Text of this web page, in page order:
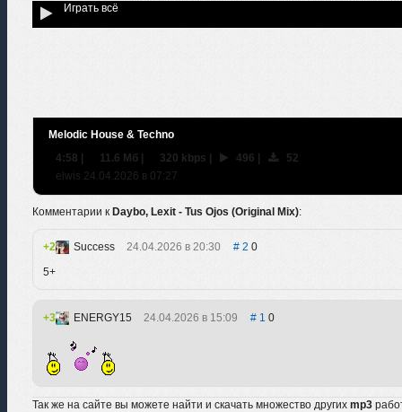
Играть всё
Melodic House & Techno
4:58 | 11.6 Мб | 320 kbps | 496 |
52
elwis 24.04.2026 в 07:27
Комментарии к Daybo, Lexit - Tus Ojos (Original Mix):
2 Success 24.04.2026 в 20:30 2 0
5+
3 ENERGY15 24.04.2026 в 15:09 1 0
Так же на сайте вы можете найти и скачать множество других mp3